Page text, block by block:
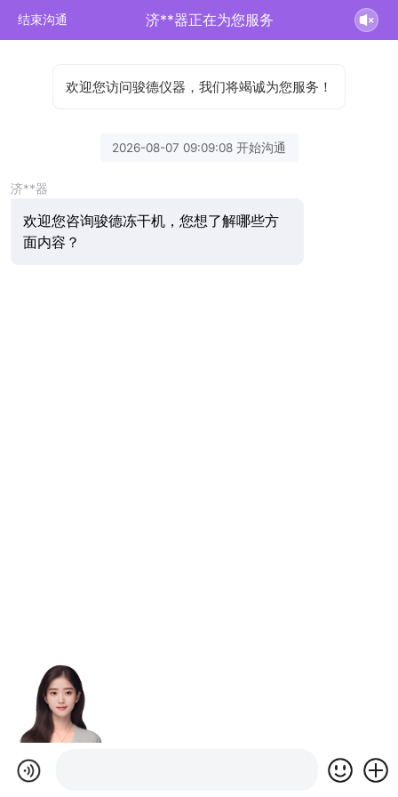
结束沟通 济**器正在为您服务
欢迎您访问骏德仪器，我们将竭诚为您服务！
2026-08-07 09:09:08 开始沟通
济**器
欢迎您咨询骏德冻干机，您想了解哪些方
面内容？